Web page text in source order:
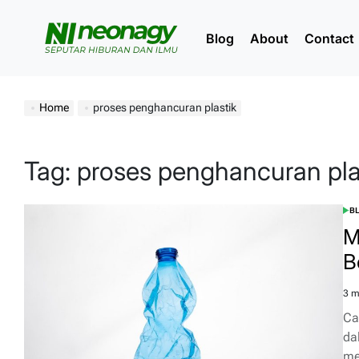
Blog About Contact
Home proses penghancuran plastik
Tag: proses penghancuran
3